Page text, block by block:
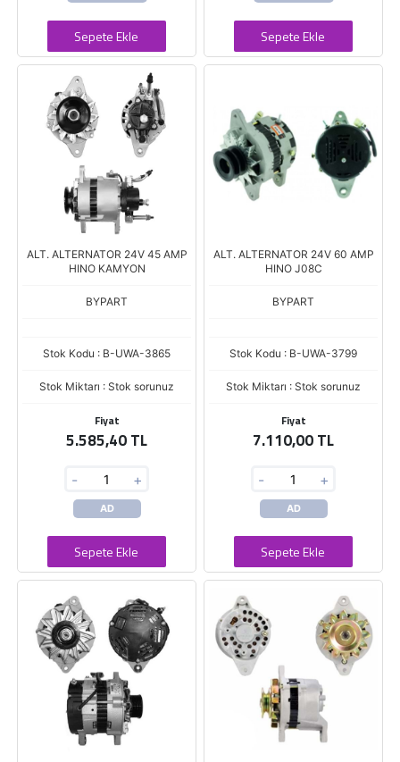
Sepete Ekle Sepete Ekle
ALT. ALTERNATOR 24V 45 AMP
HINO KAMYON
BYPART
Stok Kodu : B-UWA-3865
Stok Miktarı : Stok sorunuz
Fiyat
5.585,40 TL
- +
AD
Sepete Ekle
ALT. ALTERNATOR 24V 60 AMP
HINO J08C
BYPART
Stok Kodu : B-UWA-3799
Stok Miktarı : Stok sorunuz
Fiyat
7.110,00 TL
- +
AD
Sepete Ekle